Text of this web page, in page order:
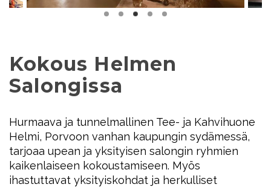
Kokous Helmen
Salongissa
Hurmaava ja tunnelmallinen Tee- ja Kahvihuone
Helmi, Porvoon vanhan kaupungin sydämessä,
tarjoaa upean ja yksityisen salongin ryhmien
kaikenlaiseen kokoustamiseen. Myös
ihastuttavat yksityiskohdat ja herkulliset